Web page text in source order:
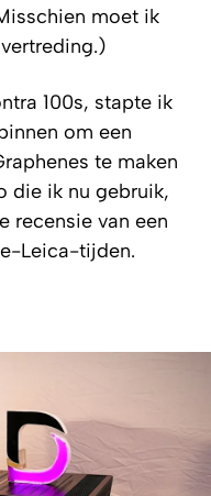
moet ik
100s, stapte ik
om een
te maken
die ik nu gebruik,
recensie van een
Leica-tijden.